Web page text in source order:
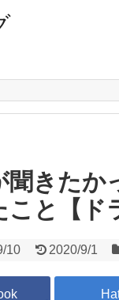
きたか
と【ド
10 2020/9/1